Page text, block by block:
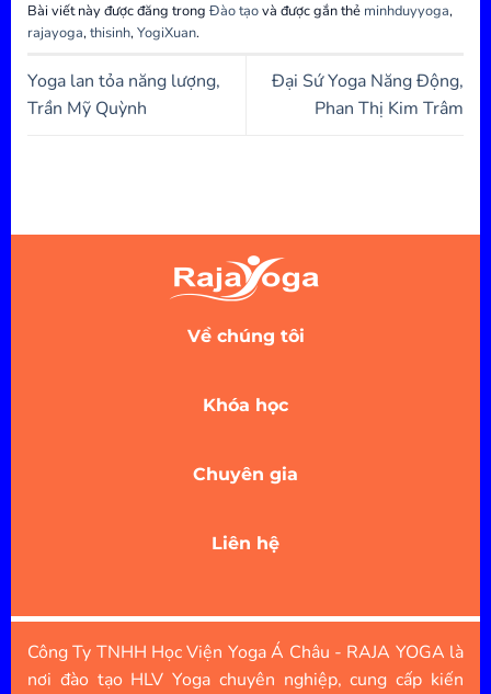
Bài viết này được đăng trong Đào tạovà được gắn thẻ minhduyyoga,
rajayoga,thisinh,YogiXuan.
Yoga lan tỏa năng lượng,
Trần Mỹ Quỳnh
Đại Sứ Yoga Năng Động,
Phan Thị Kim Trâm
Về chúng tôi
Khóa học
Chuyên gia
Liên hệ
Công Ty TNHH Học Viện Yoga Á Châu - RAJA YOGA là
nơi đào tạo HLV Yoga chuyên nghiệp, cung cấp kiến